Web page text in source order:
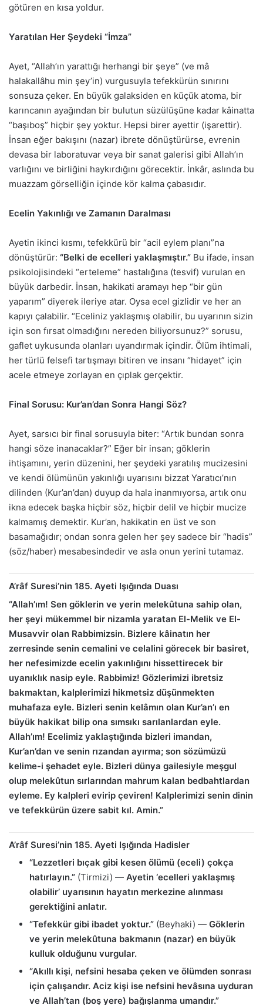
götüren en kısa yoldur.
Yaratılan Her Şeydeki “İmza”
Ayet, “Allah’ın yarattığı herhangi bir şeye” (ve mâ
halakallâhu min şey’in) vurgusuyla tefekkürün sınırını
sonsuza çeker. En büyük galaksiden en küçük atoma, bir
karıncanın ayağından bir bulutun süzülüşüne kadar kâinatta
“başıboş” hiçbir şey yoktur. Hepsi birer ayettir (işarettir).
İnsan eğer bakışını (nazar) ibrete dönüştürürse, evrenin
devasa bir laboratuvar veya bir sanat galerisi gibi Allah’ın
varlığını ve birliğini haykırdığını görecektir. İnkâr, aslında bu
muazzam görselliğin içinde kör kalma çabasıdır.
Ecelin Yakınlığı ve Zamanın Daralması
Ayetin ikinci kısmı, tefekkürü bir “acil eylem planı”na
dönüştürür: “Belki de ecelleri yaklaşmıştır.” Bu ifade, insan
psikolojisindeki “erteleme” hastalığına (tesvif) vurulan en
büyük darbedir. İnsan, hakikati aramayı hep “bir gün
yaparım” diyerek ileriye atar. Oysa ecel gizlidir ve her an
kapıyı çalabilir. “Eceliniz yaklaşmış olabilir, bu uyarının sizin
için son fırsat olmadığını nereden biliyorsunuz?” sorusu,
gaflet uykusunda olanları uyandırmak içindir. Ölüm ihtimali,
her türlü felsefi tartışmayı bitiren ve insanı “hidayet” için
acele etmeye zorlayan en çıplak gerçektir.
Final Sorusu: Kur’an’dan Sonra Hangi Söz?
Ayet, sarsıcı bir final sorusuyla biter: “Artık bundan sonra
hangi söze inanacaklar?” Eğer bir insan; göklerin
ihtişamını, yerin düzenini, her şeydeki yaratılış mucizesini
ve kendi ölümünün yakınlığı uyarısını bizzat Yaratıcı’nın
dilinden (Kur’an’dan) duyup da hala inanmıyorsa, artık onu
ikna edecek başka hiçbir söz, hiçbir delil ve hiçbir mucize
kalmamış demektir. Kur’an, hakikatin en üst ve son
basamağıdır; ondan sonra gelen her şey sadece bir “hadis”
(söz/haber) mesabesindedir ve asla onun yerini tutamaz.
A’râf Suresi’nin 185. Ayeti Işığında Duası
“Allah’ım! Sen göklerin ve yerin melekûtuna sahip olan,
her şeyi mükemmel bir nizamla yaratan El-Melik ve El-
Musavvir olan Rabbimizsin. Bizlere kâinatın her
zerresinde senin cemalini ve celalini görecek bir basiret,
her nefesimizde ecelin yakınlığını hissettirecek bir
uyanıklık nasip eyle. Rabbimiz! Gözlerimizi ibretsiz
bakmaktan, kalplerimizi hikmetsiz düşünmekten
muhafaza eyle. Bizleri senin kelâmın olan Kur’an’ı en
büyük hakikat bilip ona sımsıkı sarılanlardan eyle.
Allah’ım! Ecelimiz yaklaştığında bizleri imandan,
Kur’an’dan ve senin rızandan ayırma; son sözümüzü
kelime-i şehadet eyle. Bizleri dünya gailesiyle meşgul
olup melekûtun sırlarından mahrum kalan bedbahtlardan
eyleme. Ey kalpleri evirip çeviren! Kalplerimizi senin dinin
ve tefekkürün üzere sabit kıl. Amin.”
A’râf Suresi’nin 185. Ayeti Işığında Hadisler
“Lezzetleri bıçak gibi kesen ölümü (eceli) çokça
hatırlayın.” (Tirmizi) — Ayetin ‘ecelleri yaklaşmış
olabilir’ uyarısının hayatın merkezine alınması
gerektiğini anlatır.
“Tefekkür gibi ibadet yoktur.” (Beyhaki) — Göklerin
ve yerin melekûtuna bakmanın (nazar) en büyük
kulluk olduğunu vurgular.
“Akıllı kişi, nefsini hesaba çeken ve ölümden sonrası
için çalışandır. Aciz kişi ise nefsini hevâsına uyduran
ve Allah’tan (boş yere) bağışlanma umandır.”